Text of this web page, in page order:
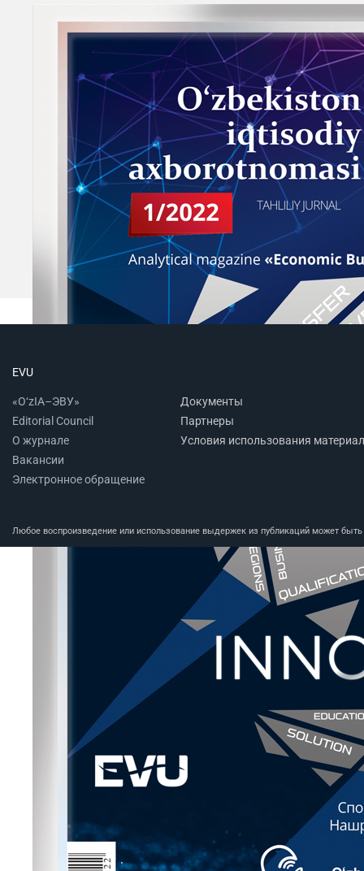
EVU
«O‘zIA–ЭВУ»
Editorial Council
О журнале
Вакансии
Электронное обращение
Документы
Партнеры
Условия использования
Любое воспроизведение или использование выдержек из публикаций может